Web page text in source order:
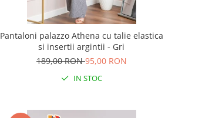
Pantaloni palazzo Athena cu talie elastica
si insertii argintii - Gri
189,00 RON95,00 RON
IN STOC